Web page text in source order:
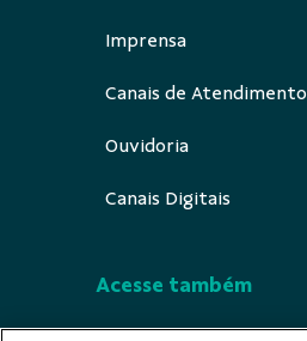
Imprensa
Canais de Atendimento
Ouvidoria
Canais Digitais
Acesse também